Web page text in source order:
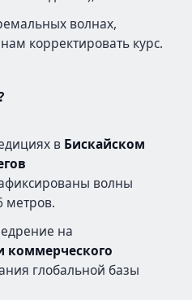
волнах,
корректировать курс.
в Бискайском
волны
метров.
на
коммерческого
глобальной базы